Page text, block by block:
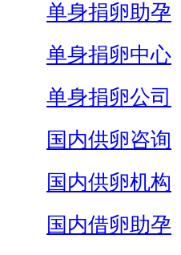
单身捐卵助孕
单身捐卵中心
单身捐卵公司
国内供卵咨询
国内供卵机构
国内借卵助孕